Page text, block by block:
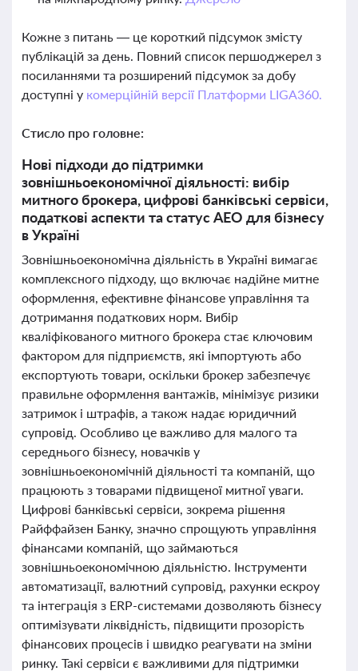
Кожне з питань — це короткий підсумок змісту
публікацій за день. Повний список першоджерел з
посиланнями та розширений підсумок за добу
доступні у комерційній версії Платформи LIGA360.
Стисло про головне:
Нові підходи до підтримки
зовнішньоекономічної діяльності: вибір
митного брокера, цифрові банківські сервіси,
податкові аспекти та статус АЕО для бізнесу
в Україні
Зовнішньоекономічна діяльність в Україні вимагає
комплексного підходу, що включає надійне митне
оформлення, ефективне фінансове управління та
дотримання податкових норм. Вибір
кваліфікованого митного брокера стає ключовим
фактором для підприємств, які імпортують або
експортують товари, оскільки брокер забезпечує
правильне оформлення вантажів, мінімізує ризики
затримок і штрафів, а також надає юридичний
супровід. Особливо це важливо для малого та
середнього бізнесу, новачків у
зовнішньоекономічній діяльності та компаній, що
працюють з товарами підвищеної митної уваги.
Цифрові банківські сервіси, зокрема рішення
Райффайзен Банку, значно спрощують управління
фінансами компаній, що займаються
зовнішньоекономічною діяльністю. Інструменти
автоматизації, валютний супровід, рахунки ескроу
та інтеграція з ERP-системами дозволяють бізнесу
оптимізувати ліквідність, підвищити прозорість
фінансових процесів і швидко реагувати на зміни
ринку. Такі сервіси є важливими для підтримки